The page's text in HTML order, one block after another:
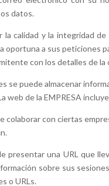
datos.
calidad y la integridad
oportuna a sus peticiones
con los detalles de la
se puede almacenar
La web de la EMPRESA
colaborar con ciertas
presentar una URL que
sobre sus
o URLs.